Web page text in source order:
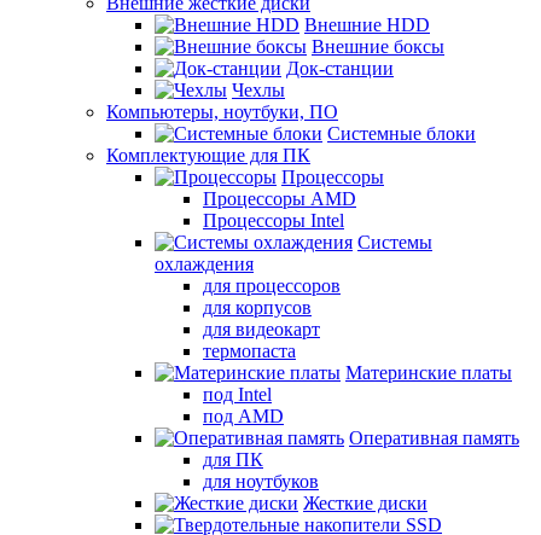
Внешние HDD
Внешние боксы
Док-станции
Чехлы
Компьютеры, ноутбуки, ПО
Системные блоки
Комплектующие для ПК
Процессоры
Процессоры AMD
Процессоры Intel
Системы
охлаждения
для процессоров
для корпусов
для видеокарт
термопаста
Материнские платы
под Intel
под AMD
Оперативная память
для ПК
для ноутбуков
Жесткие диски